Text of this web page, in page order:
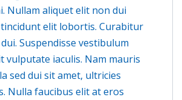
Nullam aliquet elit non dui
elit lobortis. Curabitur
Suspendisse vestibulum
vulputate iaculis. Nam mauris
sed dui sit amet, ultricies
Nulla faucibus elit at eros